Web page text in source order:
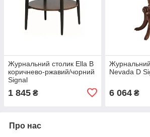
Журнальний столик Ella B
коричнево-ржавий/чорний
Signal
1 845 ₴
Nevada D
6 064₴
Про нас